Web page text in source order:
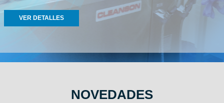
VER DETALLES
NOVEDADES